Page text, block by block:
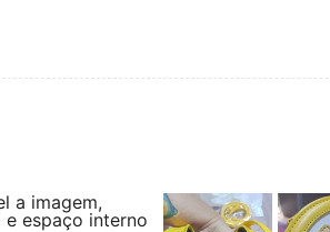
a imagem,
espaço interno